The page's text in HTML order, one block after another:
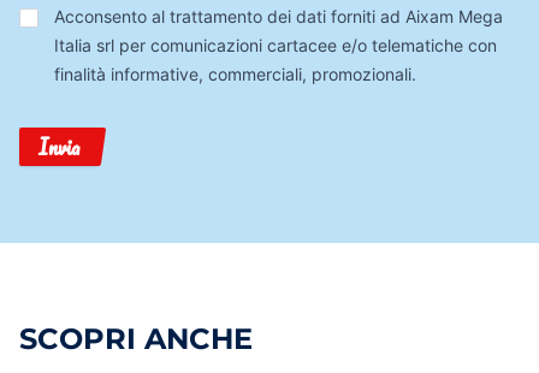
Trattamento
Dati
Acconsento al trattamento dei dati forniti ad Aixam Mega
Italia srl per comunicazioni cartacee e/o telematiche con
finalità informative, commerciali, promozionali.
Invia
SCOPRI ANCHE